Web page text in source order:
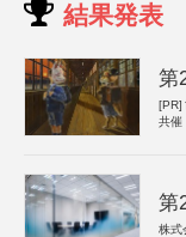
結果発表
第
[PR]
共催
第
株式